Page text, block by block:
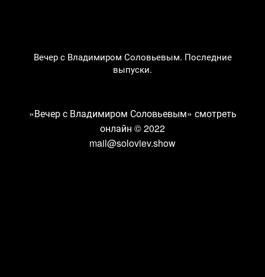
Вечер с Владимиром Соловьевым. Последние
выпуски.
«Вечер с Владимиром Соловьевым» смотреть
онлайн © 2022
mail@soloviev.show